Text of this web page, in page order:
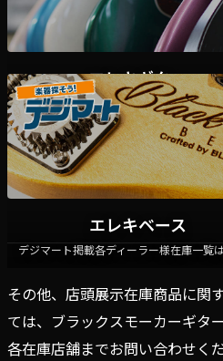
エレキギター
デジマート掲載各ディーラー様在庫一覧
エレキベース
デジマート掲載各ディーラー様在庫一覧
その他、店頭展示在庫商品に関
ては、ブラックスモーカーギタ
各在庫店舗までお問い合わせくだ